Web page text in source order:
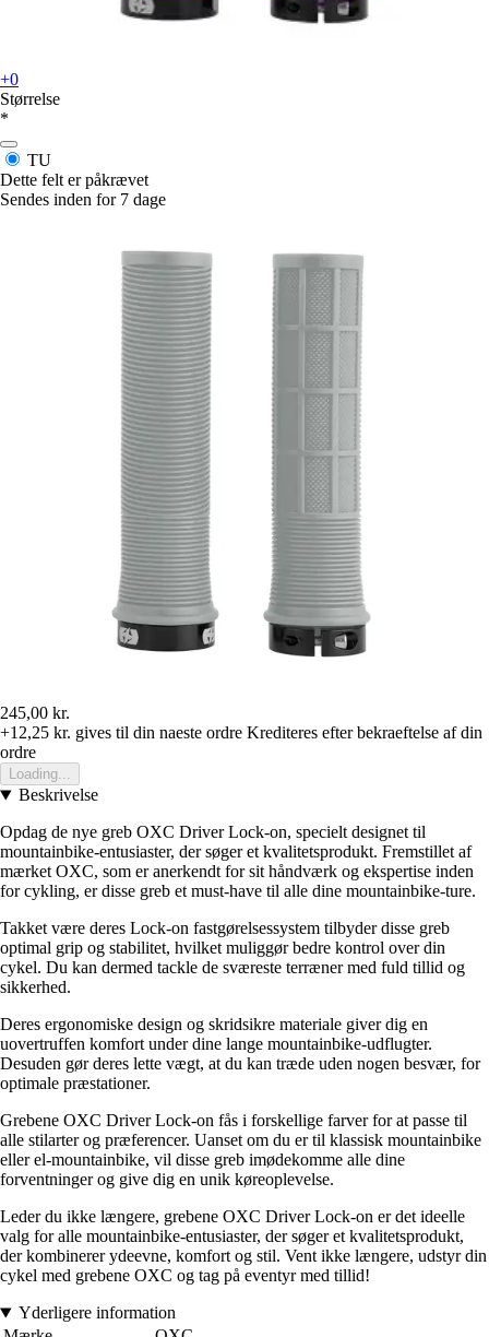
+0
Størrelse
*
TU
Dette felt er påkrævet
Sendes inden for 7 dage
245,00 kr.
+12,25 kr. gives til din naeste ordre Krediteres efter bekraeftelse af din
ordre
Loading...
Beskrivelse
Opdag de nye greb OXC Driver Lock-on, specielt designet til
mountainbike-entusiaster, der søger et kvalitetsprodukt. Fremstillet af
mærket OXC, som er anerkendt for sit håndværk og ekspertise inden
for cykling, er disse greb et must-have til alle dine mountainbike-ture.
Takket være deres Lock-on fastgørelsessystem tilbyder disse greb
optimal grip og stabilitet, hvilket muliggør bedre kontrol over din
cykel. Du kan dermed tackle de sværeste terræner med fuld tillid og
sikkerhed.
Deres ergonomiske design og skridsikre materiale giver dig en
uovertruffen komfort under dine lange mountainbike-udflugter.
Desuden gør deres lette vægt, at du kan træde uden nogen besvær, for
optimale præstationer.
Grebene OXC Driver Lock-on fås i forskellige farver for at passe til
alle stilarter og præferencer. Uanset om du er til klassisk mountainbike
eller el-mountainbike, vil disse greb imødekomme alle dine
forventninger og give dig en unik køreoplevelse.
Leder du ikke længere, grebene OXC Driver Lock-on er det ideelle
valg for alle mountainbike-entusiaster, der søger et kvalitetsprodukt,
der kombinerer ydeevne, komfort og stil. Vent ikke længere, udstyr din
cykel med grebene OXC og tag på eventyr med tillid!
Yderligere information